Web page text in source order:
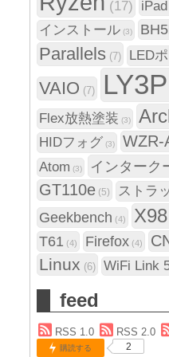
(17)
インストール (3)
Parallels (7) LED
VAIO (7) LY3P
Flex放熱塗装 (3)
HIDフォグ (3) WZR-
Atom (3) インターク
GT110e (5) ストラ
Geekbench (4)
T61 (4) Firefox (4)
Linux (6) WiFi Link
feed
RSS 1.0 RSS 2.0
購読する 2